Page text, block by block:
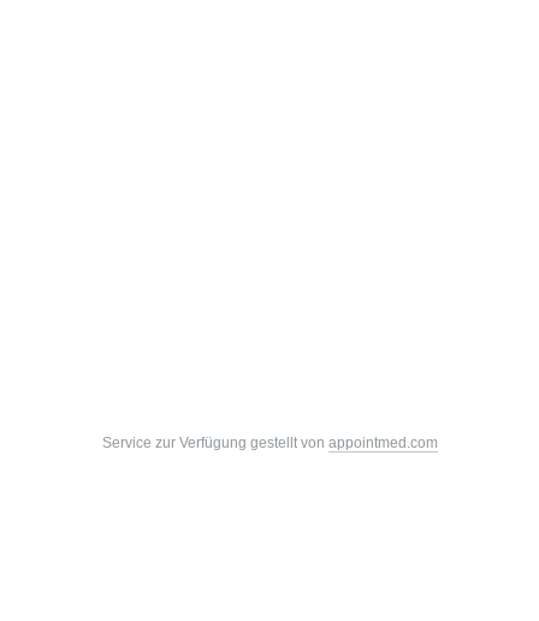
Service zur Verfügung gestellt von appointmed.com